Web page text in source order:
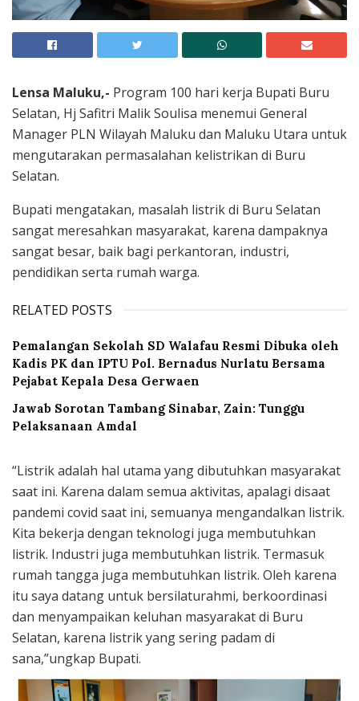
Lensa Maluku,- Program 100 hari kerja Bupati Buru
Selatan, Hj Safitri Malik Soulisa menemui General
Manager PLN Wilayah Maluku dan Maluku Utara untuk
mengutarakan permasalahan kelistrikan di Buru
Selatan.
Bupati mengatakan, masalah listrik di Buru Selatan
sangat meresahkan masyarakat, karena dampaknya
sangat besar, baik bagi perkantoran, industri,
pendidikan serta rumah warga.
RELATED POSTS
Pemalangan Sekolah SD Walafau Resmi Dibuka oleh
Kadis PK dan IPTU Pol. Bernadus Nurlatu Bersama
Pejabat Kepala Desa Gerwaen
Jawab Sorotan Tambang Sinabar, Zain: Tunggu
Pelaksanaan Amdal
“Listrik adalah hal utama yang dibutuhkan masyarakat
saat ini. Karena dalam semua aktivitas, apalagi disaat
pandemi covid saat ini, semuanya mengandalkan listrik.
Kita bekerja dengan teknologi juga membutuhkan
listrik. Industri juga membutuhkan listrik. Termasuk
rumah tangga juga membutuhkan listrik. Oleh karena
itu saya datang untuk bersilaturahmi, berkoordinasi
dan menyampaikan keluhan masyarakat di Buru
Selatan, karena listrik yang sering padam di
sana,”ungkap Bupati.